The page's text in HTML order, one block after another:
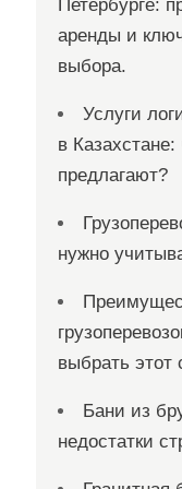
Петербурге:
аренды и
выбора.
Услуги
в Казахстане:
предлагают?
нужно
выбрать этот
Бани из
недостатки